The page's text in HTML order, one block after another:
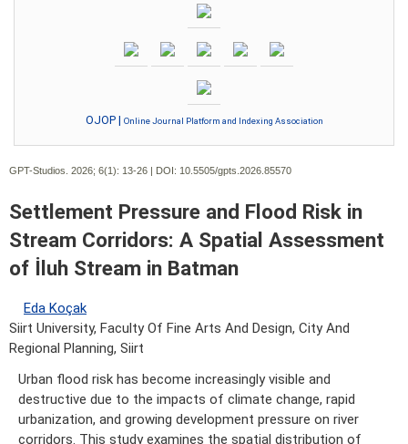
OJOP | Online Journal Platform and Indexing Association
GPT-Studios. 2026; 6(1): 13-26 | DOI: 10.5505/gpts.2026.85570
Settlement Pressure and Flood Risk in
Stream Corridors: A Spatial Assessment
of İluh Stream in Batman
Eda Koçak
Siirt University, Faculty Of Fine Arts And Design, City And
Regional Planning, Siirt
Urban flood risk has become increasingly visible and
destructive due to the impacts of climate change, rapid
urbanization, and growing development pressure on river
corridors. This study examines the spatial distribution of